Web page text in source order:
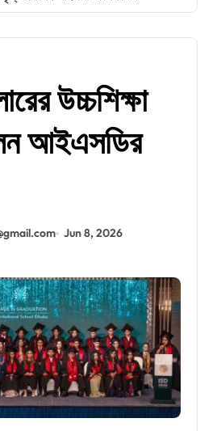
উচ্চশিক্ষা
আইএসডির
Jun 8, 2026